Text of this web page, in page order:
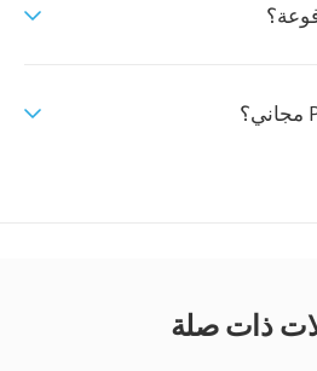
ذات صلة